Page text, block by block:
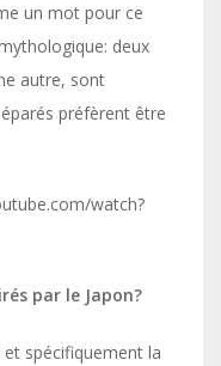
un mot pour ce
deux
autre, sont
préfèrent être
watch?
par le Japon?
et spécifiquement la